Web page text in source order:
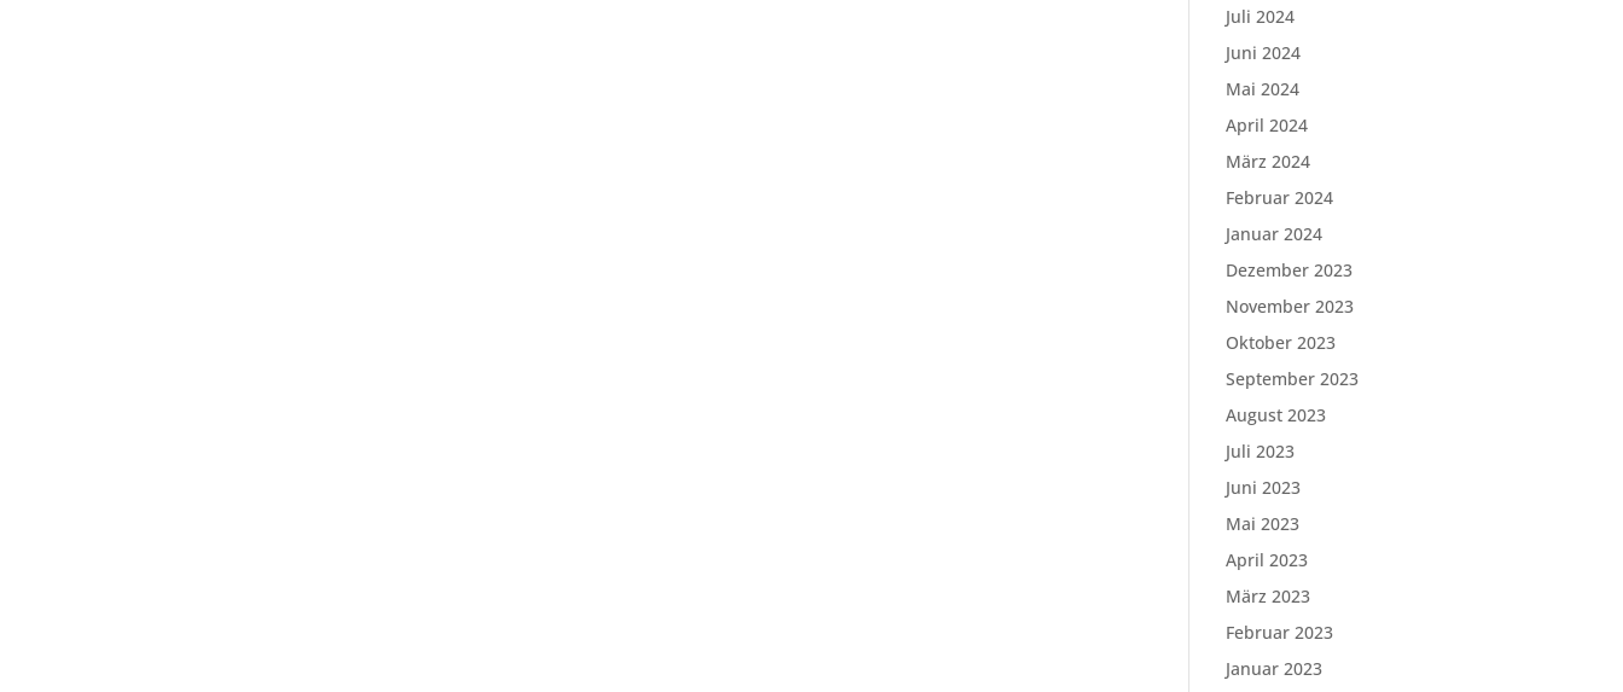
Juli 2024
Juni 2024
Mai 2024
April 2024
März 2024
Februar 2024
Januar 2024
Dezember 2023
November 2023
Oktober 2023
September 2023
August 2023
Juli 2023
Juni 2023
Mai 2023
April 2023
März 2023
Februar 2023
Januar 2023